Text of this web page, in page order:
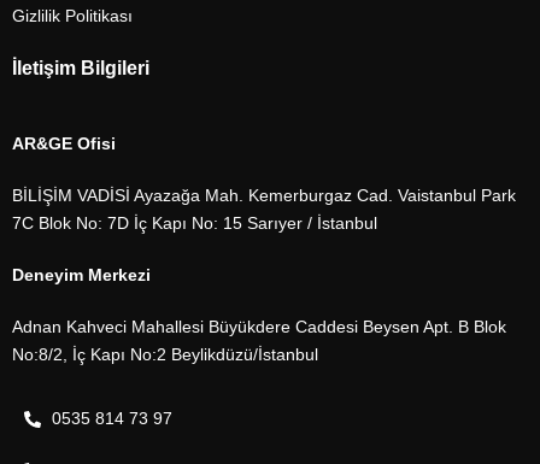
Gizlilik Politikası
İletişim Bilgileri
AR&GE Ofisi
BİLİŞİM VADİSİ Ayazağa Mah. Kemerburgaz Cad. Vaistanbul Park
7C Blok No: 7D İç Kapı No: 15 Sarıyer / İstanbul
Deneyim Merkezi
Adnan Kahveci Mahallesi Büyükdere Caddesi Beysen Apt. B Blok
No:8/2, İç Kapı No:2 Beylikdüzü/İstanbul
0535 814 73 97